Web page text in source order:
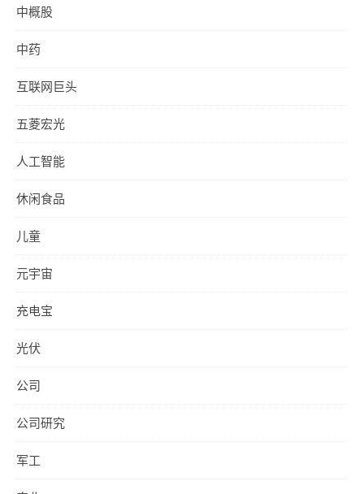
中概股
中药
互联网巨头
五菱宏光
人工智能
休闲食品
儿童
元宇宙
充电宝
光伏
公司
公司研究
军工